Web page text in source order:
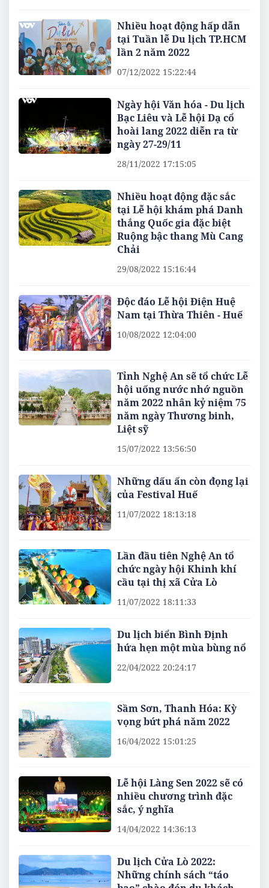
Nhiều hoạt động hấp dẫn
tại Tuần lễ Du lịch TP.HCM
lần 2 năm 2022
07/12/2022 15:22:44
Ngày hội Văn hóa - Du lịch
Bạc Liêu và Lễ hội Dạ cổ
hoài lang 2022 diễn ra từ
ngày 27-29/11
28/11/2022 17:15:05
Nhiều hoạt động đặc sắc
tại Lễ hội khám phá Danh
thắng Quốc gia đặc biệt
Ruộng bậc thang Mù Cang
Chải
29/08/2022 15:16:44
Độc đáo Lễ hội Điện Huệ
Nam tại Thừa Thiên - Huế
10/08/2022 12:04:00
Tỉnh Nghệ An sẽ tổ chức Lễ
hội uống nước nhớ nguồn
năm 2022 nhân kỷ niệm 75
năm ngày Thương binh,
Liệt sỹ
15/07/2022 13:56:50
Những dấu ấn còn đọng lại
của Festival Huế
11/07/2022 18:13:18
Lần đầu tiên Nghệ An tổ
chức ngày hội Khinh khí
cầu tại thị xã Cửa Lò
11/07/2022 18:11:33
Du lịch biển Bình Định
hứa hẹn một mùa bùng nổ
22/04/2022 20:24:17
Sầm Sơn, Thanh Hóa: Kỳ
vọng bứt phá năm 2022
16/04/2022 15:01:25
Lễ hội Làng Sen 2022 sẽ có
nhiều chương trình đặc
sắc, ý nghĩa
14/04/2022 14:36:13
Du lịch Cửa Lò 2022:
Những chính sách “táo